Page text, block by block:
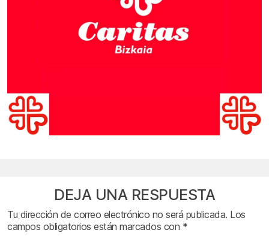
DEJA UNA RESPUESTA
Tu dirección de correo electrónico no será publicada. Los
campos obligatorios están marcados con *